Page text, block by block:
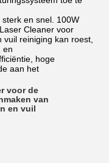
en snel. 100W
Cleaner voor
reiniging kan roest,
en
hoge
aan het
voor de
van
en vuil